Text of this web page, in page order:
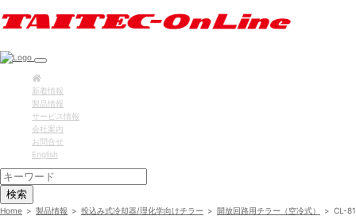
新着情報
製品情報
サービス情報
会社案内
お問合せ
English
検索
Home > 製品情報 > 投込み式冷却器/理化学向けチラー > 開放回路用チラー（空冷式） > CL-81